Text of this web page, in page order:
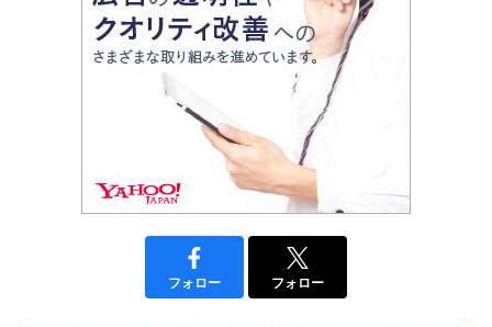
フォロー フォロー